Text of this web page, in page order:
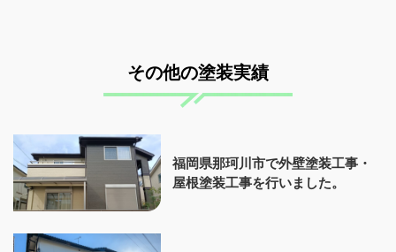
その他の塗装実績
福岡県那珂川市で外壁塗装工事・
屋根塗装工事を行いました。